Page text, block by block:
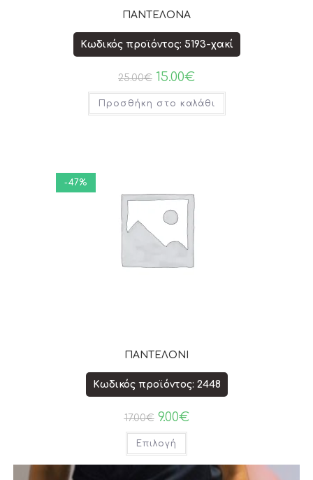
ΠΑΝΤΕΛΟΝΑ
Κωδικός προϊόντος: 5193-χακί
25.00€ 15.00€
Προσθήκη στο καλάθι
-47%
ΠΑΝΤΕΛΟΝΙ
Κωδικός προϊόντος: 2448
17.00€ 9.00€
Επιλογή